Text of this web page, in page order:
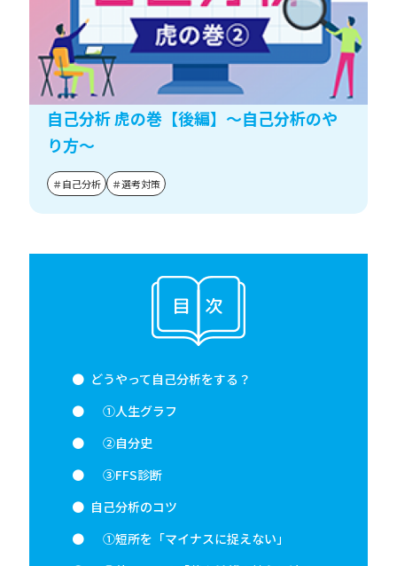
自己分析 虎の巻【後編】～自己分析のや
り方～
＃自己分析 ＃選考対策
どうやって自己分析をする？
①人生グラフ
②自分史
③FFS診断
自己分析のコツ
①短所を「マイナスに捉えない」